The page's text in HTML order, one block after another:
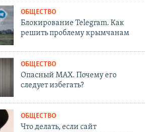
ОБЩЕСТВО
Блокирование Telegram. Как
решить проблему крымчанам
ОБЩЕСТВО
Опасный MAX. Почему его
следует избегать?
ОБЩЕСТВО
Что делать, если сайт